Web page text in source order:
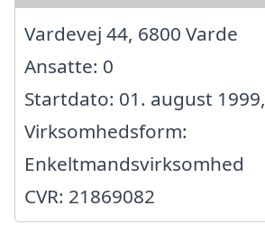
Vardevej 44, 6800 Varde
Ansatte: 0
Startdato: 01. august 1999,
Virksomhedsform:
Enkeltmandsvirksomhed
CVR: 21869082